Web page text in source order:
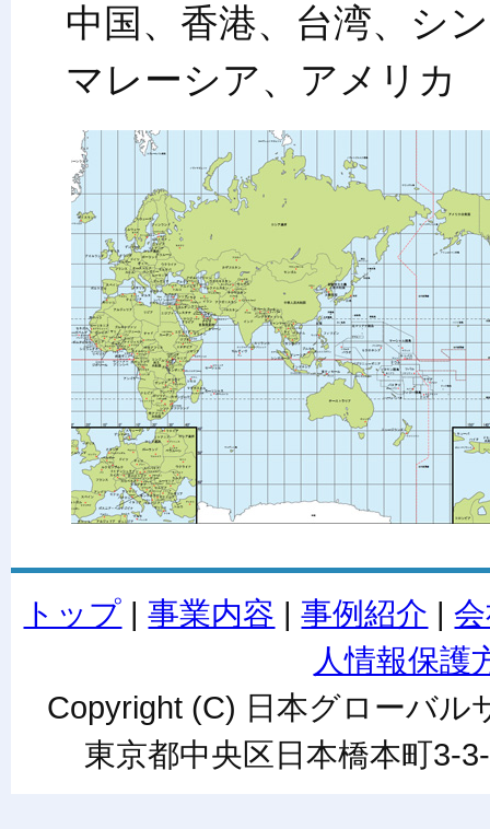
中国、香港、台湾、シ
マレーシア、アメリカ
トップ |事業内容 |事例紹介 |
人情報保護
Copyright (C) 日本グローバル
東京都中央区日本橋本町3-